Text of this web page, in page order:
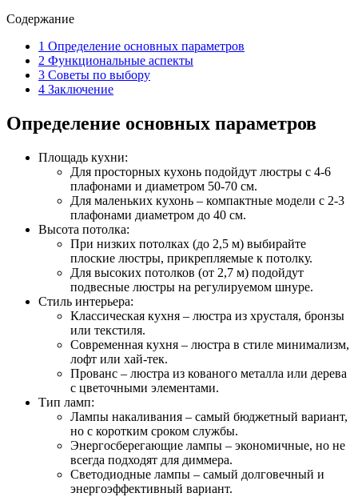
Содержание
1 Определение основных параметров
2 Функциональные аспекты
3 Советы по выбору
4 Заключение
Определение основных параметров
Площадь кухни:
Для просторных кухонь подойдут люстры с 4-6
плафонами и диаметром 50-70 см.
Для маленьких кухонь – компактные модели с 2-3
плафонами диаметром до 40 см.
Высота потолка:
При низких потолках (до 2,5 м) выбирайте
плоские люстры, прикрепляемые к потолку.
Для высоких потолков (от 2,7 м) подойдут
подвесные люстры на регулируемом шнуре.
Стиль интерьера:
Классическая кухня – люстра из хрусталя, бронзы
или текстиля.
Современная кухня – люстра в стиле минимализм,
лофт или хай-тек.
Прованс – люстра из кованого металла или дерева
с цветочными элементами.
Тип ламп:
Лампы накаливания – самый бюджетный вариант,
но с коротким сроком службы.
Энергосберегающие лампы – экономичные, но не
всегда подходят для диммера.
Светодиодные лампы – самый долговечный и
энергоэффективный вариант.